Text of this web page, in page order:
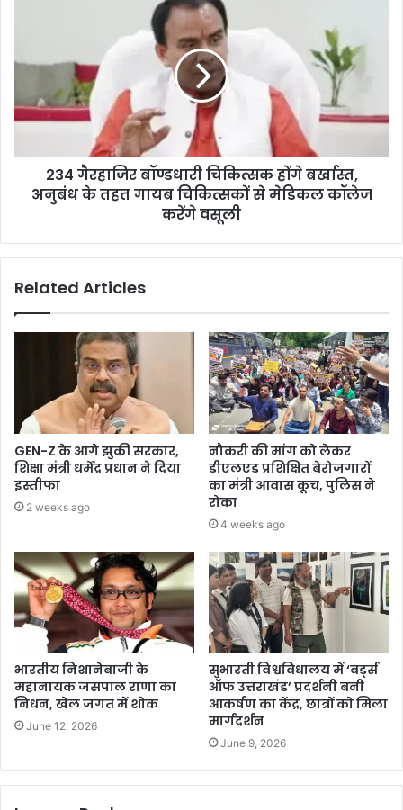
234 गैरहाजिर बॉण्डधारी चिकित्सक होंगे बर्खास्त,
अनुबंध के तहत गायब चिकित्सकों से मेडिकल कॉलेज
करेंगे वसूली
Related Articles
GEN-Z के आगे झुकी सरकार,
शिक्षा मंत्री धर्मेंद्र प्रधान ने दिया
इस्तीफा
2 weeks ago
नौकरी की मांग को लेकर
डीएलएड प्रशिक्षित बेरोजगारों
का मंत्री आवास कूच, पुलिस ने
रोका
4 weeks ago
भारतीय निशानेबाजी के
महानायक जसपाल राणा का
निधन, खेल जगत में शोक
June 12, 2026
सुभारती विश्वविधालय में ‘बर्ड्स
ऑफ उत्तराखंड’ प्रदर्शनी बनी
आकर्षण का केंद्र, छात्रों को मिला
मार्गदर्शन
June 9, 2026